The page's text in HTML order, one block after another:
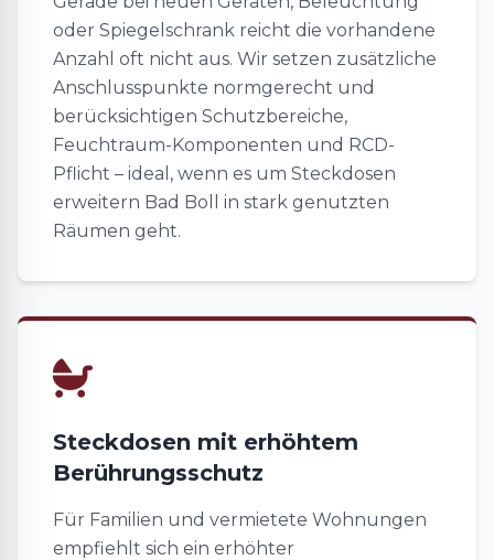
oder Spiegelschrank reicht die vorhandene
Anzahl oft nicht aus. Wir setzen zusätzliche
Anschlusspunkte normgerecht und
berücksichtigen Schutzbereiche,
Feuchtraum-Komponenten und RCD-
Pflicht – ideal, wenn es um Steckdosen
erweitern Bad Boll in stark genutzten
Räumen geht.
Steckdosen mit erhöhtem
Berührungsschutz
Für Familien und vermietete Wohnungen
empfiehlt sich ein erhöhter